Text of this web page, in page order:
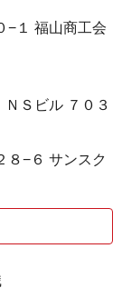
−１ 福山商工会
Ｓビル ７０３
−６ サンスク